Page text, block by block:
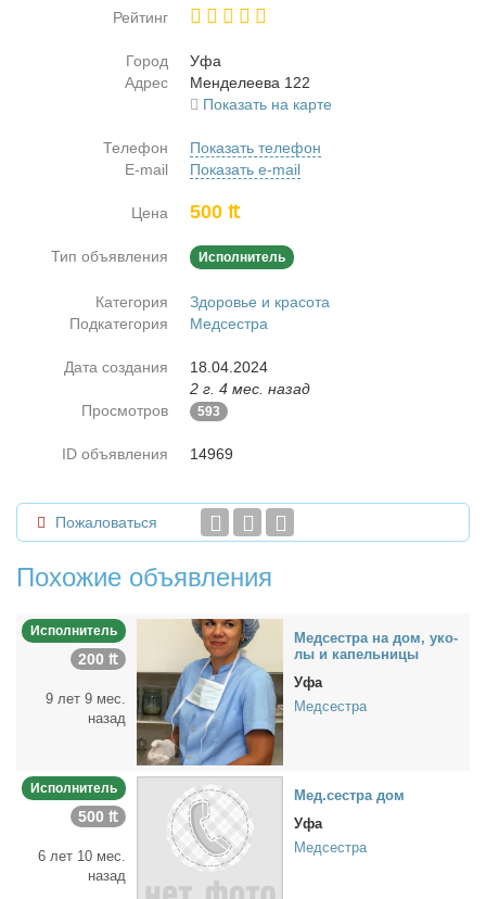
Рейтинг
Город
Уфа
Адрес
Мен­де­ле­е­ва 122
Показать на карте
Телефон
Показать телефон
E-mail
Показать e-mail
Цена 500 ₶
Тип объявления Исполнитель
Категория
Здоровье и красота
Подкатегория
Медсестра
Дата создания
18.04.2024
2 г. 4 мес. назад
Просмотров
593
ID объявления 14969
Пожаловаться
Похожие объявления
Исполнитель
200 ₶
9 лет 9 мес.
назад
Мед­сест­ра на дом, уко­
лы и ка­пель­ни­цы
Уфа
Медсестра
Исполнитель
500 ₶
6 лет 10 мес.
назад
Мед.сест­ра дом
Уфа
Медсестра